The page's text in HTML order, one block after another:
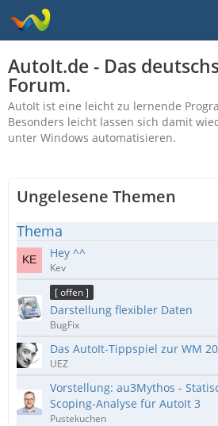
AutoIt.de - Das
Forum.
AutoIt ist eine leicht zu lernende
Besonders leicht lassen sich damit
unter Windows automatisieren.
Ungelesene Themen
Thema
Hey ^^
Kev
[ offen ]
Darstellung flexibler Daten
BugFix
Das AutoIt-Tippspiel zur WM
UEZ
Vorstellung: au3Mythos -
Scoping-Analyse für AutoIt 3
Pustekuchen